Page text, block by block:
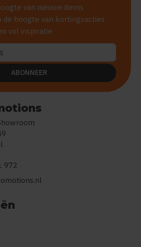
972
van nieuwe items
de hoogte van kortingsacties
vol inspiratie
ABONNEER